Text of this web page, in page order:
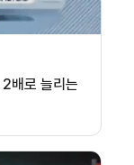
배로 늘리는